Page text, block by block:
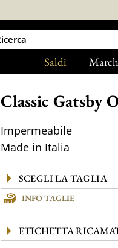
Saldi
Classic Gatsby
Impermeabile
Made in Italia
INFO TAGLIE
ETICHETTA